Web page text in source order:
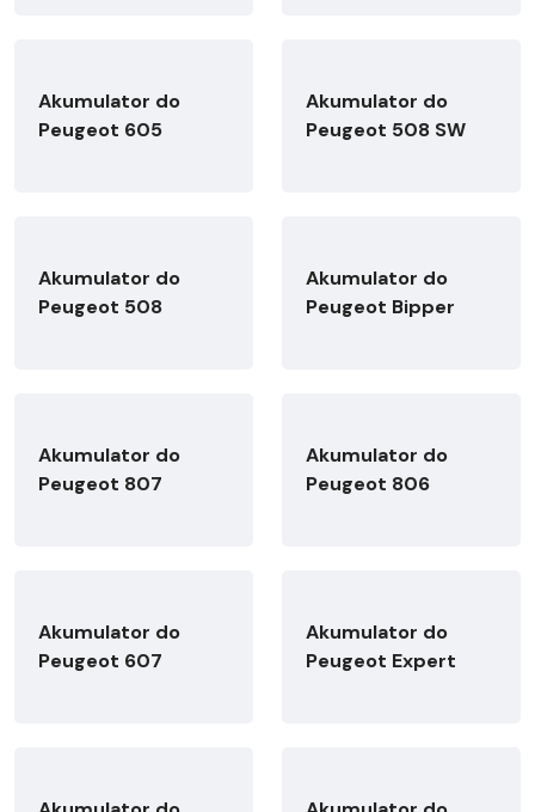
Akumulator do
Peugeot 605
Akumulator do
Peugeot 508 SW
Akumulator do
Peugeot 508
Akumulator do
Peugeot Bipper
Akumulator do
Peugeot 807
Akumulator do
Peugeot 806
Akumulator do
Peugeot 607
Akumulator do
Peugeot Expert